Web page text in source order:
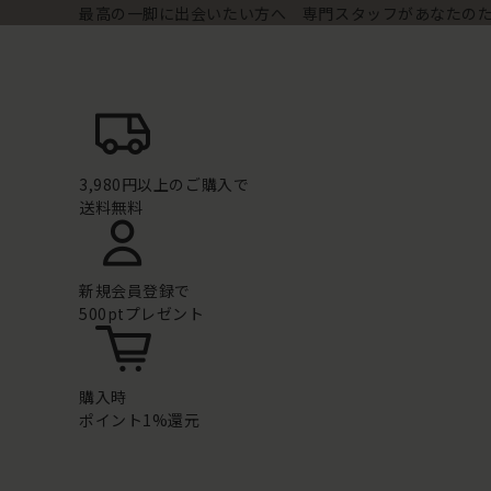
最高の一脚に出会いたい方へ 専門スタッフがあなたの
3,980円以上のご購入で
送料無料
新規会員登録で
500ptプレゼント
購入時
ポイント1%還元